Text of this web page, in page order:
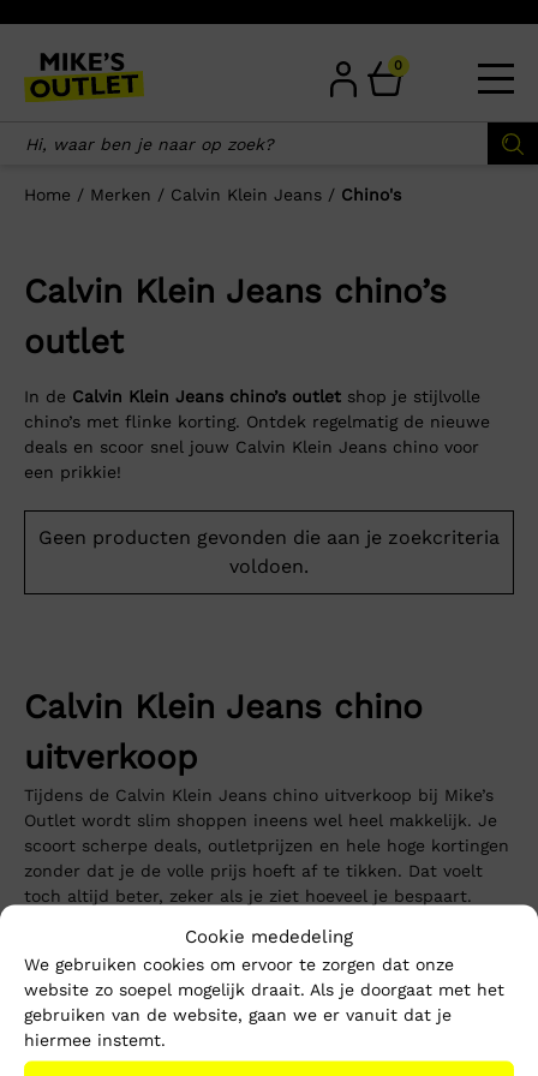
Cookie mededeling
We gebruiken cookies om ervoor te zorgen dat onze
website zo soepel mogelijk draait. Als je doorgaat met het
gebruiken van de website, gaan we er vanuit dat je
hiermee instemt.
content
0
Home / Merken / Calvin Klein Jeans / Chino's
Calvin Klein Jeans chino’s
outlet
In de Calvin Klein Jeans chino’s outlet shop je stijlvolle
chino’s met flinke korting. Ontdek regelmatig de nieuwe
deals en scoor snel jouw Calvin Klein Jeans chino voor
een prikkie!
Geen producten gevonden die aan je zoekcriteria
voldoen.
Calvin Klein Jeans chino
uitverkoop
Tijdens de Calvin Klein Jeans chino uitverkoop bij Mike’s
Outlet wordt slim shoppen ineens wel heel makkelijk. Je
scoort scherpe deals, outletprijzen en hele hoge kortingen
zonder dat je de volle prijs hoeft af te tikken. Dat voelt
toch altijd beter, zeker als je ziet hoeveel je bespaart.
Bij de Calvin Klein Jeans chino uitverkoop profiteer je van
sale-items en afgeprijsde modellen die regelmatig worden
vernieuwd. Ideaal als je graag wacht op een goede
aanbieding en liever korting pakt dan onnodig teveel
betaalt. Soms geeft een goede deal vinden bijna hetzelfde